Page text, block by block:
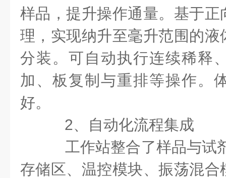
样品，提升操作通量。基于
理，实现纳升至毫升范围的
分装。可自动执行连续稀释
加、板复制与重排等操作。
好。
2、自动化流程集成
工作站整合了样品与试
存储区、温控模块、振荡混